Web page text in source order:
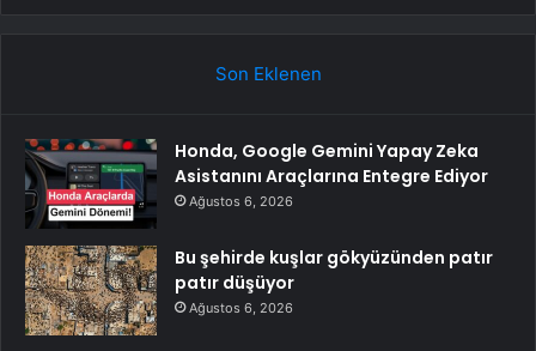
Son Eklenen
Honda, Google Gemini Yapay Zeka
Asistanını Araçlarına Entegre Ediyor
Ağustos 6, 2026
Bu şehirde kuşlar gökyüzünden patır
patır düşüyor
Ağustos 6, 2026